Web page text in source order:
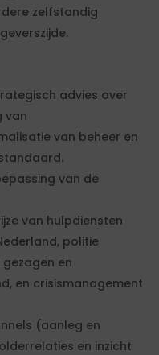
zelfstandig
advies over
van
van beheer en
van de
van hulpdiensten
politie
gezagen en
en crisismanagement
(aanleg en
en inzicht